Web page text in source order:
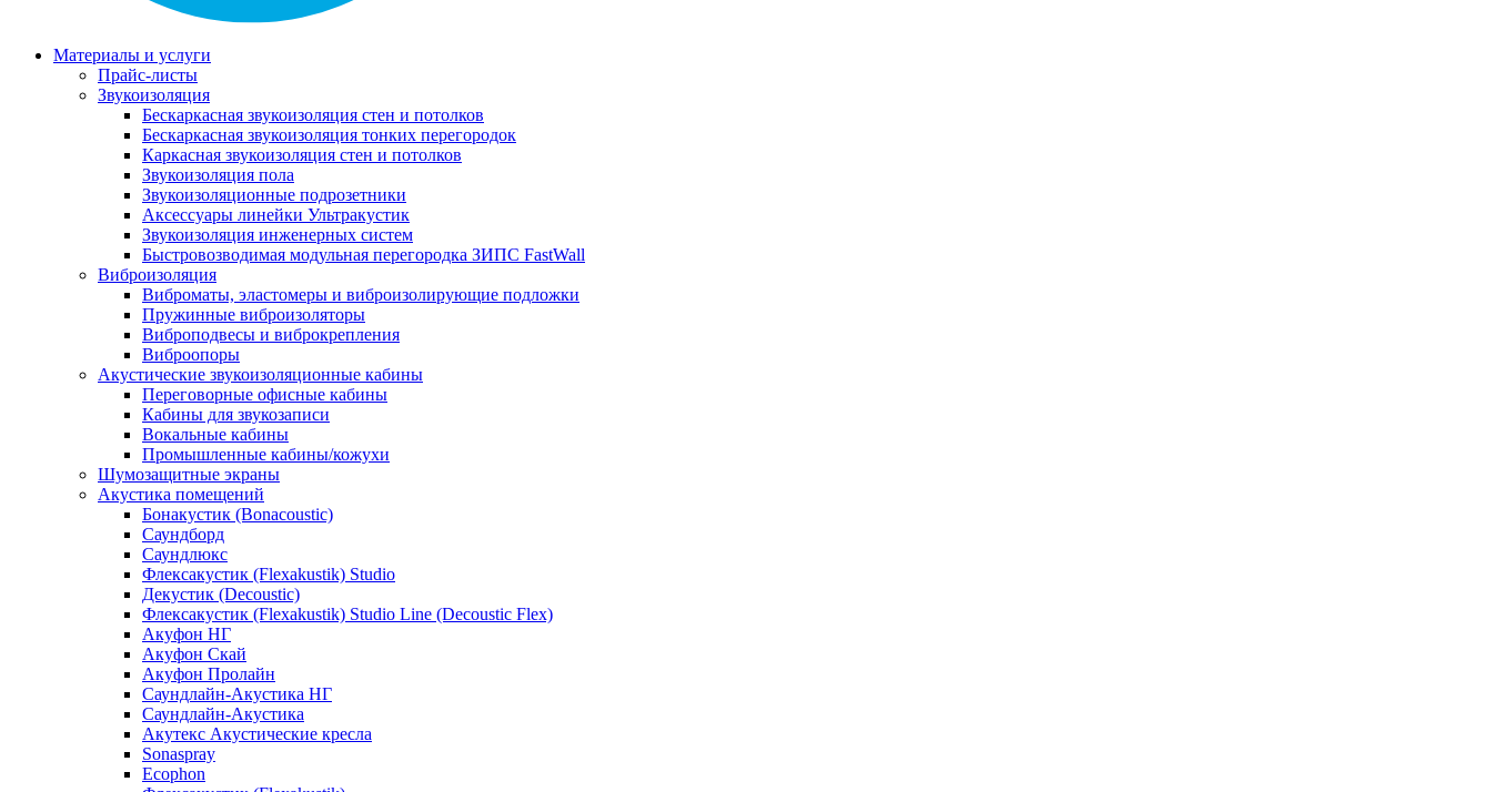
Материалы и услуги
Прайс-листы
Звукоизоляция
Бескаркасная звукоизоляция стен и потолков
Бескаркасная звукоизоляция тонких перегородок
Каркасная звукоизоляция стен и потолков
Звукоизоляция пола
Звукоизоляционные подрозетники
Аксессуары линейки Ультракустик
Звукоизоляция инженерных систем
Быстровозводимая модульная перегородка ЗИПС FastWall
Виброизоляция
Виброматы, эластомеры и виброизолирующие подложки
Пружинные виброизоляторы
Виброподвесы и виброкрепления
Виброопоры
Акустические звукоизоляционные кабины
Переговорные офисные кабины
Кабины для звукозаписи
Вокальные кабины
Промышленные кабины/кожухи
Шумозащитные экраны
Акустика помещений
Бонакустик (Bonacoustic)
Саундборд
Саундлюкс
Флексакустик (Flexakustik) Studio
Декустик (Decoustic)
Флексакустик (Flexakustik) Studio Line (Decoustic Flex)
Акуфон НГ
Акуфон Скай
Акуфон Пролайн
Саундлайн-Акустика НГ
Саундлайн-Акустика
Акутекс Акустические кресла
Sonaspray
Ecophon